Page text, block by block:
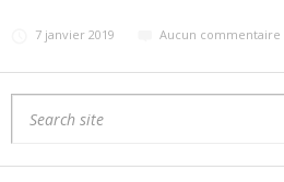
7 janvier 2019 Aucun commentaire